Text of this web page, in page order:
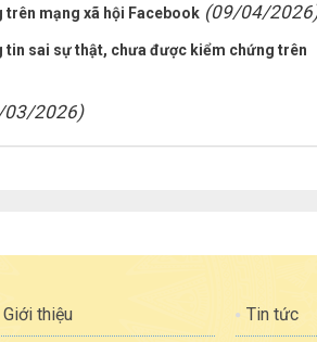
trên mạng xã hội Facebook (09/04/
tin sai sự thật, chưa được kiểm chứng trên
03/2026)
Giới thiệu Tin tức